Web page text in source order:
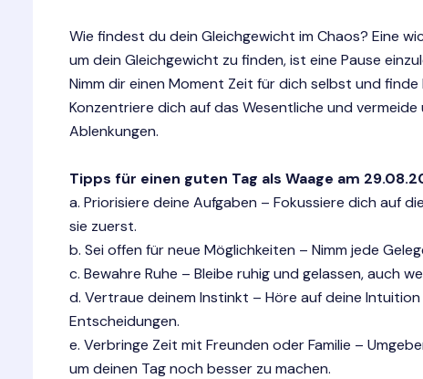
Wie findest du dein Gleichgewicht im Chaos? Eine
um dein Gleichgewicht zu finden, ist eine Pause
Nimm dir einen Moment Zeit für dich selbst und
Konzentriere dich auf das Wesentliche und
Ablenkungen.
Tipps für einen guten Tag als Waage am
a. Priorisiere deine Aufgaben – Fokussiere dich auf
sie zuerst.
b. Sei offen für neue Möglichkeiten – Nimm jede
c. Bewahre Ruhe – Bleibe ruhig und gelassen, auch
d. Vertraue deinem Instinkt – Höre auf deine
Entscheidungen.
e. Verbringe Zeit mit Freunden oder Familie –
um deinen Tag noch besser zu machen.